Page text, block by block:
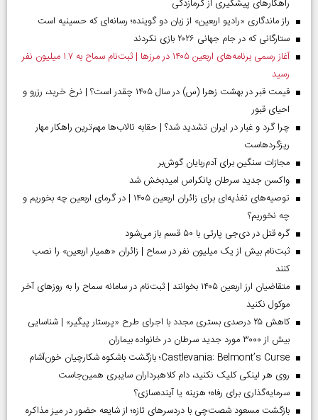
راهکارهای پیشگیری از گرمازدگی
راز ماندگاری «رادیو اربعین» از زبان دو گوینده؛ رسانه‌ای که حسینیه است
ستارگانی که در جام جهانی ۲۰۲۶ بازی نکردند
آغاز رسمی برنامه‌های اربعین ۱۴۰۵ در مرز‌ها | ثبت‌نام سماح به ۱.۷ میلیون نفر
رسید
قیمت قبر در بهشت زهرا (س) در سال ۱۴۰۵ چقدر است؟ | نرخ خرید، رزرو و
احیای قبور
چرا گرد و غبار در ایران تشدید شد؟ | حقابه تالاب‌ها مهم‌ترین راهکار مهار
ریزگردهاست
مجازات سنگین برای آدم‌ربایان گوش‌بر
واکسن جدید سرطان پانکراس امیدبخش شد
توصیه‌های تغذیه‌ای برای زائران اربعین ۱۴۰۵ | در گرمای اربعین چه بخوریم و
چه نخوریم؟
گره قتل در دی‌جی پارتی با ۵۰ قسم باز می‌شود
ثبت‌نام بیش از یک میلیون نفر در سماح | زائران «همیار اربعین» را نصب
کنند
متقاضیان ارز اربعین ۱۴۰۵ بخوانند | ثبت‌نام در سامانه سماح را به روز‌های آخر
موکول نکنید
کاهش ۲۵ درصدی بستری مجدد با اجرای طرح «پرستار پیگیر» | شناسایی
بیش از ۳۰۰۰ مورد جدید سرطان در خانواده بیماران
Castlevania: Belmont’s Curse؛ بازگشت باشکوه شکارچیان خون‌آشام
روی هر لینکی کلیک نکنید، دام کلاهبرداران سایبری همین‌جاست
سرمایه‌گذاری برای رفاه؛ هزینه یا آینده‌سازی؟
بازگشت مسعود شصت‌چی با دردسر‌های تازه؛ از شایعه حضور در میز مذاکره